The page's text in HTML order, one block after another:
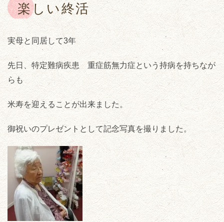
楽しい終活
実母と同居して3年
先日、特定難病疾患 重症筋無力症という持病を持ちなが
らも
米寿を迎えることが出来ました。
御祝いのプレゼントとして記念写真を撮りました。